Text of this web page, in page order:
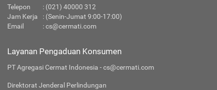
Telepon : (021) 40000 312
Jam Kerja
: (Senin-Jumat 9:00-17:00)
Email
:cs@cermati.com
Layanan Pengaduan Konsumen
PT Agregasi Cermat Indonesia - cs@cermati.com
Direktorat Jenderal Perlindungan